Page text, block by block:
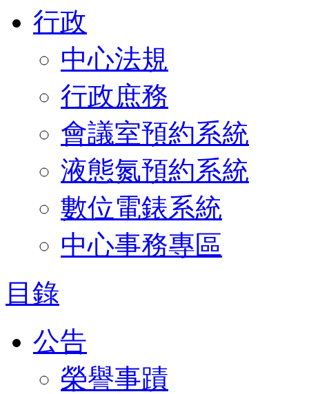
行政
中心法規
行政庶務
會議室預約系統
液態氮預約系統
數位電錶系統
中心事務專區
目錄
公告
榮譽事蹟